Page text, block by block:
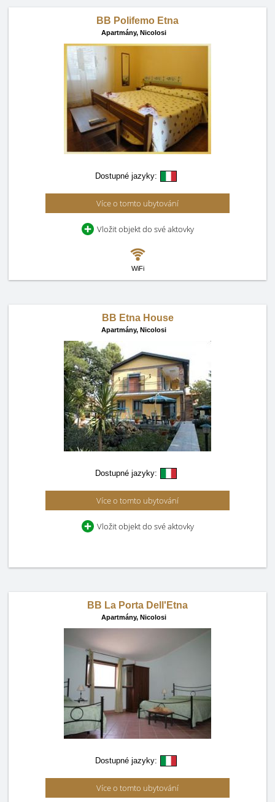
BB Polifemo Etna
Apartmány, Nicolosi
Dostupné jazyky:
Více o tomto ubytování
Vložit objekt do své aktovky
WiFi
BB Etna House
Apartmány, Nicolosi
Dostupné jazyky:
Více o tomto ubytování
Vložit objekt do své aktovky
BB La Porta Dell'Etna
Apartmány, Nicolosi
Dostupné jazyky:
Více o tomto ubytování